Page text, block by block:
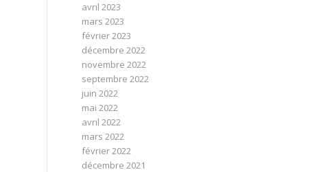
avril 2023
mars 2023
février 2023
décembre 2022
novembre 2022
septembre 2022
juin 2022
mai 2022
avril 2022
mars 2022
février 2022
décembre 2021